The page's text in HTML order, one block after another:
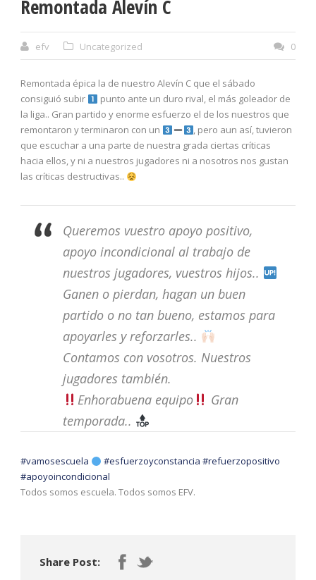
Remontada Alevín C
efv Uncategorized 0
Remontada épica la de nuestro Alevín C que el sábado
consiguió subir
punto ante un duro rival, el más goleador de
la liga.. Gran partido y enorme esfuerzo el de los nuestros que
remontaron y terminaron con un
, pero aun así, tuvieron
que escuchar a una parte de nuestra grada ciertas críticas
hacia ellos, y ni a nuestros jugadores ni a nosotros nos gustan
las críticas destructivas..
Queremos vuestro apoyo positivo,
apoyo incondicional al trabajo de
nuestros jugadores, vuestros hijos..
Ganen o pierdan, hagan un buen
partido o no tan bueno, estamos para
apoyarles y reforzarles..
Contamos con vosotros. Nuestros
jugadores también.
Enhorabuena equipo
Gran
temporada..
#vamosescuela #esfuerzoyconstancia #refuerzopositivo
#apoyoincondicional
Todos somos escuela. Todos somos EFV.
Share Post: